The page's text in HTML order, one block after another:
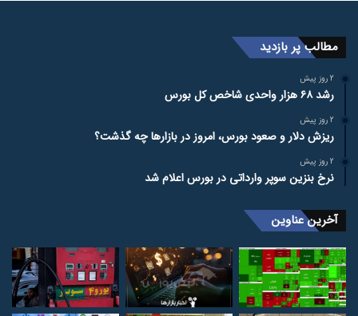
مطالب پر بازدید
2 روز پیش
رشد ۶۸ هزار واحدی شاخص کل بورس
2 روز پیش
ریزش دلار و صعود بورس، امروز در بازارها چه گذشت؟
2 روز پیش
نرخ بنزین سوپر وارداتی در بورس اعلام شد
آخرین عناوین